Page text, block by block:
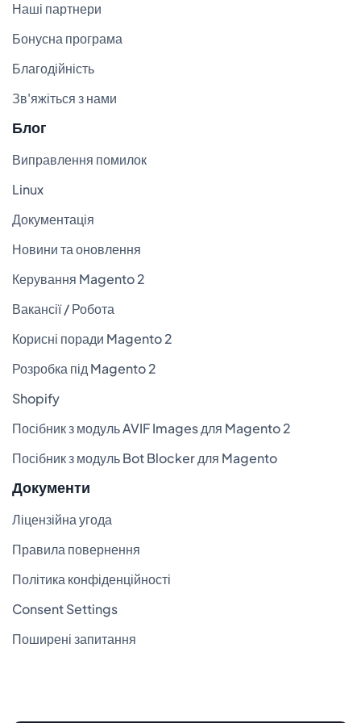
Наші партнери
Бонусна програма
Благодійність
Зв'яжіться з нами
Блог
Виправлення помилок
Linux
Документація
Новини та оновлення
Керування Magento 2
Вакансії / Робота
Корисні поради Magento 2
Розробка під Magento 2
Shopify
Посібник з модуль AVIF Images для Magento 2
Посібник з модуль Bot Blocker для Magento
Документи
Ліцензійна угода
Правила повернення
Політика конфіденційності
Consent Settings
Поширені запитання